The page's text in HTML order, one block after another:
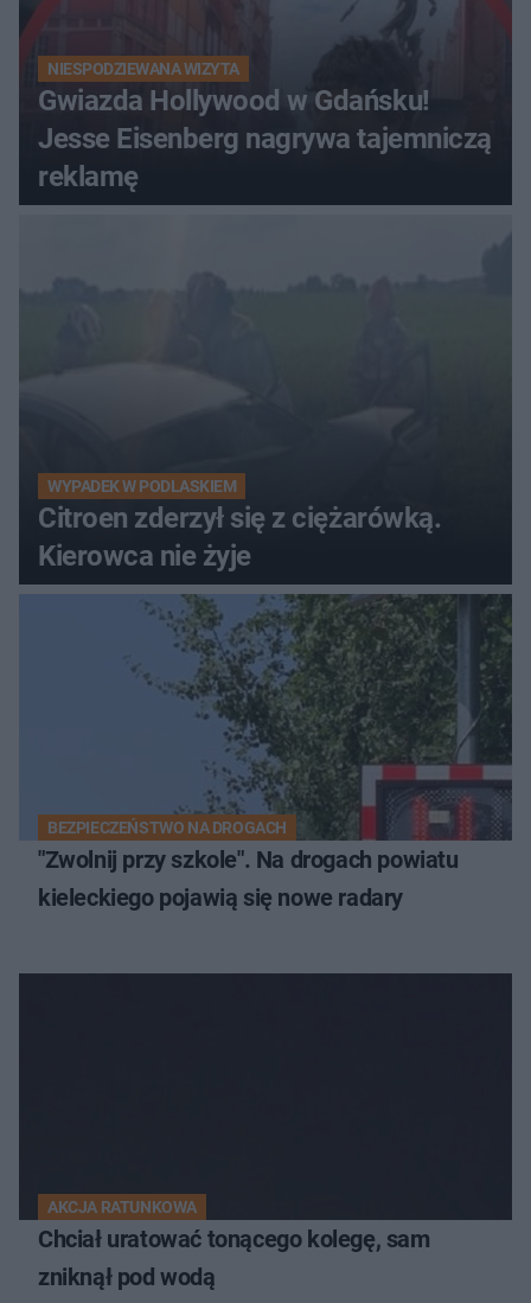
NIESPODZIEWANA WIZYTA
Gwiazda Hollywood w Gdańsku!
Jesse Eisenberg nagrywa tajemniczą
reklamę
WYPADEK W PODLASKIEM
Citroen zderzył się z ciężarówką.
Kierowca nie żyje
BEZPIECZEŃSTWO NA DROGACH
"Zwolnij przy szkole". Na drogach powiatu
kieleckiego pojawią się nowe radary
AKCJA RATUNKOWA
Chciał uratować tonącego kolegę, sam
zniknął pod wodą